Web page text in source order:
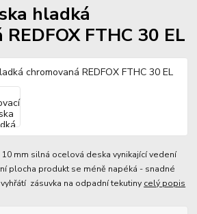
hladká
FTHC 30 EL
mm silná ocelová deska vynikající vedení
plocha produkt se méně napéká - snadné
zásuvka na odpadní tekutiny celý popis